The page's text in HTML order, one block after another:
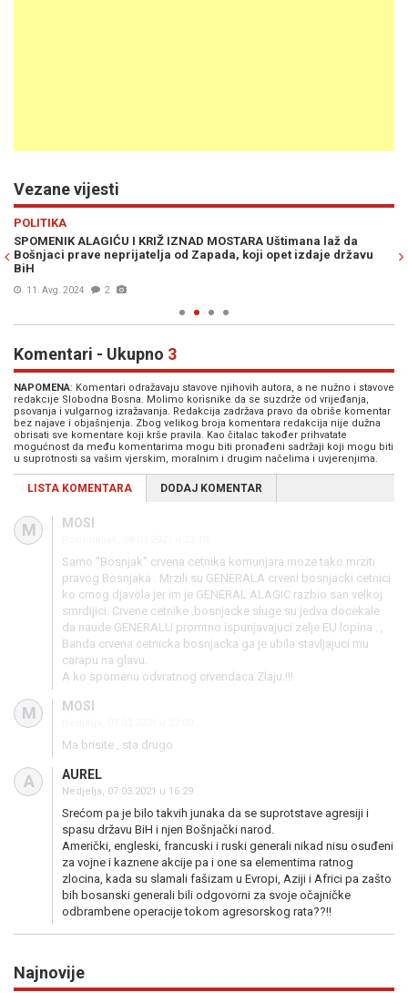
Vezane vijesti
POLITIKA
SPOMENIK ALAGIĆU I KRIŽ IZNAD MOSTARA Uštimana laž da
Bošnjaci prave neprijatelja od Zapada, koji opet izdaje državu
BiH
11. Avg. 2024 2
Komentari - Ukupno 3
NAPOMENA: Komentari odražavaju stavove njihovih autora, a ne nužno i stavove
redakcije Slobodna Bosna. Molimo korisnike da se suzdrže od vrijeđanja,
psovanja i vulgarnog izražavanja. Redakcija zadržava pravo da obriše komentar
bez najave i objašnjenja. Zbog velikog broja komentara redakcija nije dužna
obrisati sve komentare koji krše pravila. Kao čitalac također prihvatate
mogućnost da među komentarima mogu biti pronađeni sadržaji koji mogu biti
u suprotnosti sa vašim vjerskim, moralnim i drugim načelima i uvjerenjima.
LISTA KOMENTARA DODAJ KOMENTAR
M MOSI
Samo "Bosnjak" crvena cetnika komunjara moze tako mrziti
pravog Bosnjaka . Mrzili su GENERALA crveni bosnjacki cetnici
ko crnog djavola jer im je GENERAL ALAGIC razbio san velkoj
smrdijici. Crvene cetnike ,bosnjacke sluge su jedva docekale
da naude GENERALU promtno ispunjavajuci zelje EU lopina . ,
Banda crvena cetnicka bosnjacka ga je ubila stavljajuci mu
carapu na glavu.
A ko spomenu odvratnog crvendaca Zlaju.!!!
M MOSI
Ma brisite , sta drugo
A AUREL
Nedjelja, 07.03.2021 u 16:29
Srećom pa je bilo takvih junaka da se suprotstave agresiji i
spasu državu BiH i njen Bošnjački narod.
Američki, engleski, francuski i ruski generali nikad nisu osuđeni
za vojne i kaznene akcije pa i one sa elementima ratnog
zlocina, kada su slamali fašizam u Evropi, Aziji i Africi pa zašto
bih bosanski generali bili odgovorni za svoje očajničke
odbrambene operacije tokom agresorskog rata??!!
Najnovije